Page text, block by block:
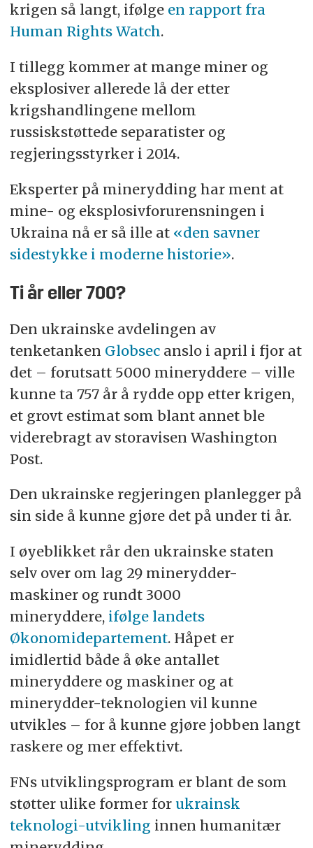
krigen så langt, ifølge en rapport fra
Human Rights Watch.
I tillegg kommer at mange miner og
eksplosiver allerede lå der etter
krigshandlingene mellom
russiskstøttede separatister og
regjeringsstyrker i 2014.
Eksperter på minerydding har ment at
mine- og eksplosivforurensningen i
Ukraina nå er så ille at «den savner
sidestykke i moderne historie».
Ti år eller 700?
Den ukrainske avdelingen av
tenketanken Globsecanslo i april i fjor at
det – forutsatt 5000 mineryddere – ville
kunne ta 757 år å rydde opp etter krigen,
et grovt estimat som blant annet ble
viderebragt av storavisen Washington
Post.
Den ukrainske regjeringen planlegger på
sin side å kunne gjøre det på under ti år.
I øyeblikket rår den ukrainske staten
selv over om lag 29 minerydder-
maskiner og rundt 3000
mineryddere, ifølge landets
Økonomidepartement. Håpet er
imidlertid både å øke antallet
mineryddere og maskiner og at
minerydder-teknologien vil kunne
utvikles – for å kunne gjøre jobben langt
raskere og mer effektivt.
FNs utviklingsprogram er blant de som
støtter ulike former for ukrainsk
teknologi-utvikling innen humanitær